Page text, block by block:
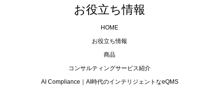
お役立ち情報
HOME
お役立ち情報
商品
コンサルティングサービス紹介
AI Compliance｜AI時代のインテリジェントなeQMS